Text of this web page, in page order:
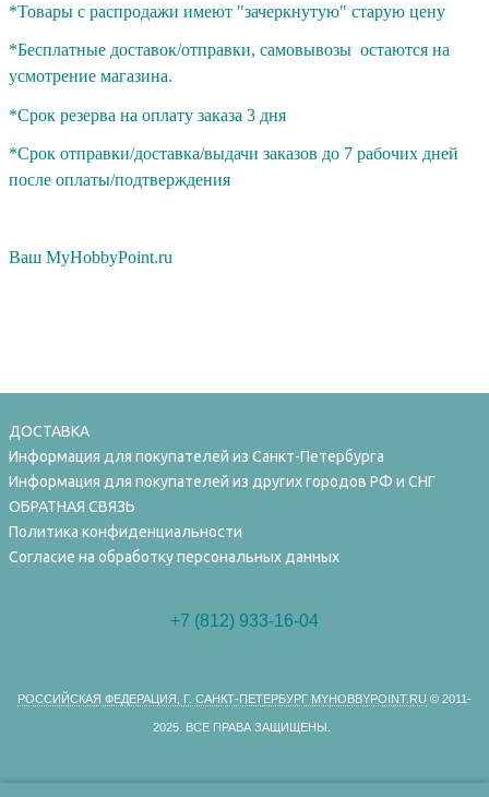
*Товары с распродажи имеют "зачеркнутую" старую цену
*Бесплатные доставок/отправки, самовывозы остаются на
усмотрение магазина.
*Срок резерва на оплату заказа 3 дня
*Срок отправки/доставка/выдачи заказов до 7 рабочих дней
после оплаты/подтверждения
Ваш MyHobbyPoint.ru
ДОСТАВКА
Информация для покупателей из Санкт-Петербурга
Информация для покупателей из других городов РФ и СНГ
ОБРАТНАЯ СВЯЗЬ
Политика конфиденциальности
Согласие на обработку персональных данных
+7 (812) 933-16-04
РОССИЙСКАЯ ФЕДЕРАЦИЯ, Г. САНКТ-ПЕТЕРБУРГ MYHOBBYPOINT.RU © 2011-
2025. ВСЕ ПРАВА ЗАЩИЩЕНЫ.